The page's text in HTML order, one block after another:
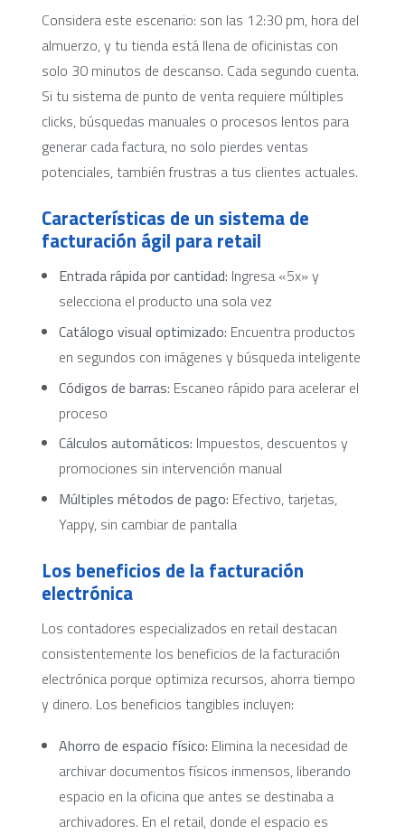
Considera este escenario: son las 12:30 pm, hora del
almuerzo, y tu tienda está llena de oficinistas con
solo 30 minutos de descanso. Cada segundo cuenta.
Si tu sistema de punto de venta requiere múltiples
clicks, búsquedas manuales o procesos lentos para
generar cada factura, no solo pierdes ventas
potenciales, también frustras a tus clientes actuales.
Características de un sistema de
facturación ágil para retail
Entrada rápida por cantidad: Ingresa «5x» y
selecciona el producto una sola vez
Catálogo visual optimizado: Encuentra productos
en segundos con imágenes y búsqueda inteligente
Códigos de barras: Escaneo rápido para acelerar el
proceso
Cálculos automáticos: Impuestos, descuentos y
promociones sin intervención manual
Múltiples métodos de pago: Efectivo, tarjetas,
Yappy, sin cambiar de pantalla
Los beneficios de la facturación
electrónica
Los contadores especializados en retail destacan
consistentemente los beneficios de la facturación
electrónica porque optimiza recursos, ahorra tiempo
y dinero. Los beneficios tangibles incluyen:
Ahorro de espacio físico: Elimina la necesidad de
archivar documentos físicos inmensos, liberando
espacio en la oficina que antes se destinaba a
archivadores. En el retail, donde el espacio es